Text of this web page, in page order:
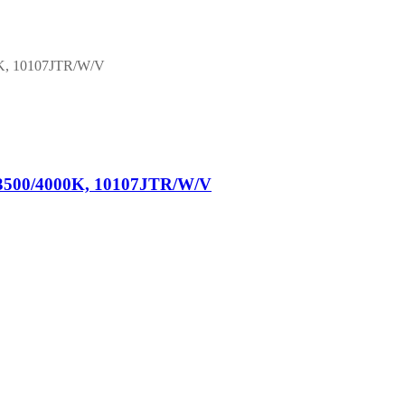
4000K, 10107JTR/W/V